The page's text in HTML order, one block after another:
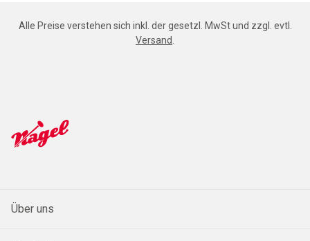
Alle Preise verstehen sich inkl. der gesetzl. MwSt und zzgl. evtl.
Versand
Über uns